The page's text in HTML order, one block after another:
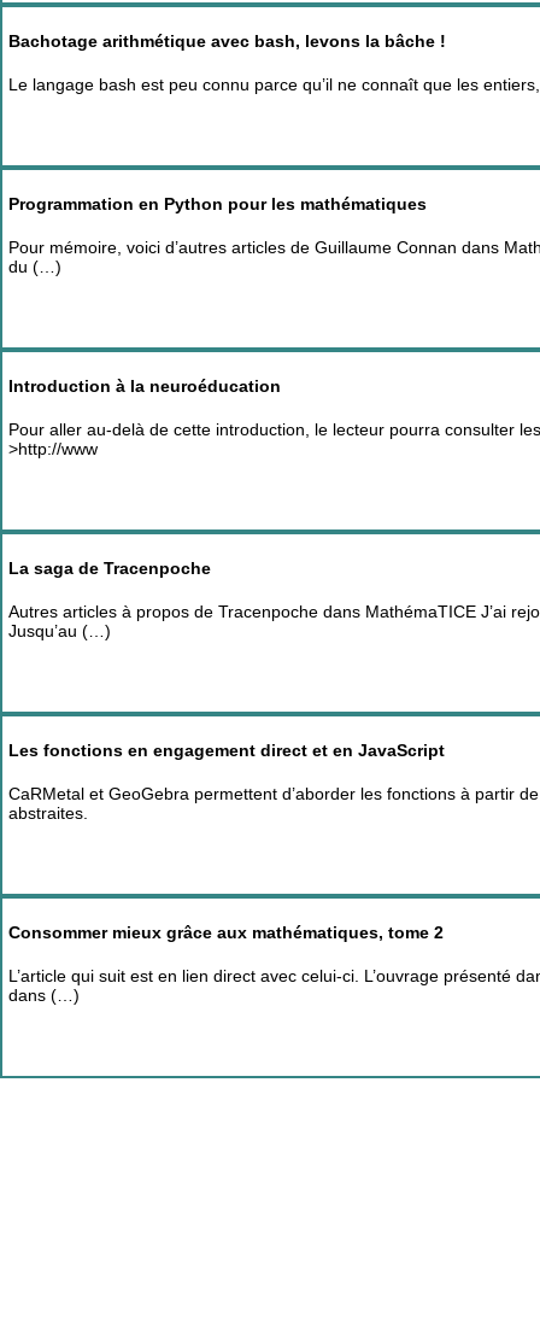
Bachotage arithmétique avec bash, levons la bâche !
Le langage bash est peu connu parce qu’il ne connaît que les
Programmation en Python pour les mathématiques
Pour mémoire, voici d’autres articles de Guillaume Connan dans
du (…)
Introduction à la neuroéducation
Pour aller au-delà de cette introduction, le lecteur pourra consulter
>http://www
La saga de Tracenpoche
Autres articles à propos de Tracenpoche dans MathémaTICE J’ai
Jusqu’au (…)
Les fonctions en engagement direct et en JavaScript
CaRMetal et GeoGebra permettent d’aborder les fonctions à partir
abstraites.
Consommer mieux grâce aux mathématiques, tome 2
L’article qui suit est en lien direct avec celui-ci. L’ouvrage présenté
dans (…)